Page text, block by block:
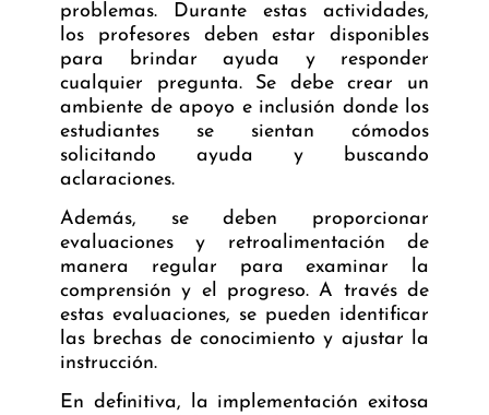
problemas. Durante estas actividades,
los profesores deben estar disponibles
para brindar ayuda y responder
cualquier pregunta. Se debe crear un
ambiente de apoyo e inclusión donde los
estudiantes se sientan cómodos
solicitando ayuda y buscando
aclaraciones.
Además, se deben proporcionar
evaluaciones y retroalimentación de
manera regular para examinar la
comprensión y el progreso. A través de
estas evaluaciones, se pueden identificar
las brechas de conocimiento y ajustar la
instrucción.
En definitiva, la implementación exitosa